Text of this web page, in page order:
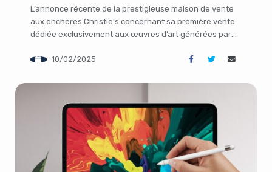
L’annonce récente de la prestigieuse maison de vente
aux enchères Christie’s concernant sa première vente
dédiée exclusivement aux œuvres d’art générées par
dans le monde de l’art. Baptisée « Augmented
œuvres d’artistes tels que Mat Dryhurst, fondateur de la
10/02/2025
It looks like you're
using an ad-blocker!